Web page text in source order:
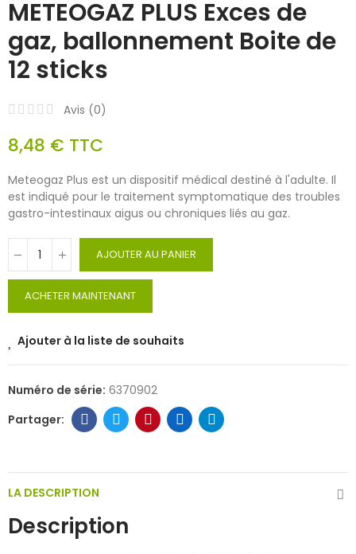
METEOGAZ PLUS Exces de
gaz, ballonnement Boite de
12 sticks
Avis (0)
8,48 € TTC
Meteogaz Plus est un dispositif médical destiné à l'adulte. Il
est indiqué pour le traitement symptomatique des troubles
gastro-intestinaux aigus ou chroniques liés au gaz.
AJOUTER AU PANIER
ACHETER MAINTENANT
Ajouter à la liste de souhaits
Numéro de série: 6370902
LA DESCRIPTION
Description